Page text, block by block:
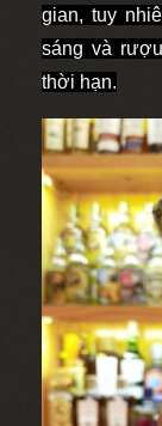
gian, tuy
sáng và
thời hạn.